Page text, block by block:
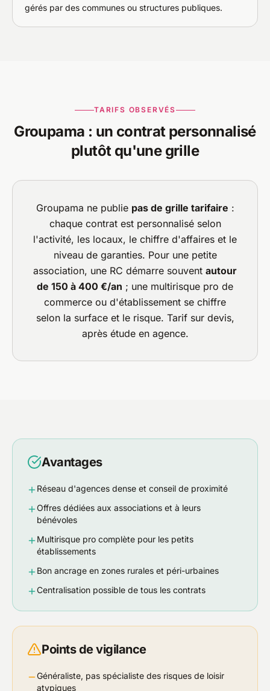
gérés par des communes ou structures publiques.
TARIFS OBSERVÉS
Groupama : un contrat personnalisé
plutôt qu'une grille
Groupama ne publie pas de grille tarifaire :
chaque contrat est personnalisé selon
l'activité, les locaux, le chiffre d'affaires et le
niveau de garanties. Pour une petite
association, une RC démarre souvent autour
de 150 à 400 €/an ; une multirisque pro de
commerce ou d'établissement se chiffre
selon la surface et le risque. Tarif sur devis,
après étude en agence.
Avantages
Réseau d'agences dense et conseil de proximité
Offres dédiées aux associations et à leurs
bénévoles
Multirisque pro complète pour les petits
établissements
Bon ancrage en zones rurales et péri-urbaines
Centralisation possible de tous les contrats
Points de vigilance
Généraliste, pas spécialiste des risques de loisir
atypiques